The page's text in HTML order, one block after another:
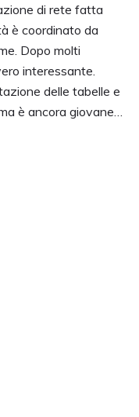
di rete fatta
è coordinato da
Dopo molti
interessante.
delle tabelle e
è ancora giovane…